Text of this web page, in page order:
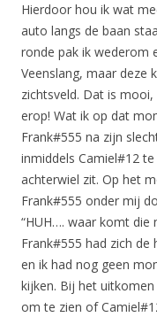
Hierdoor hou ik wat
auto langs de baan
ronde pak ik wederom
Veenslang, maar deze
zichtsveld. Dat is
erop! Wat ik op dat
Frank#555 na zijn
inmiddels Camiel#12
achterwiel zit. Op het
Frank#555 onder mij
“HUH…. waar komt die
Frank#555 had zich
en ik had nog geen
kijken. Bij het
om te zien of